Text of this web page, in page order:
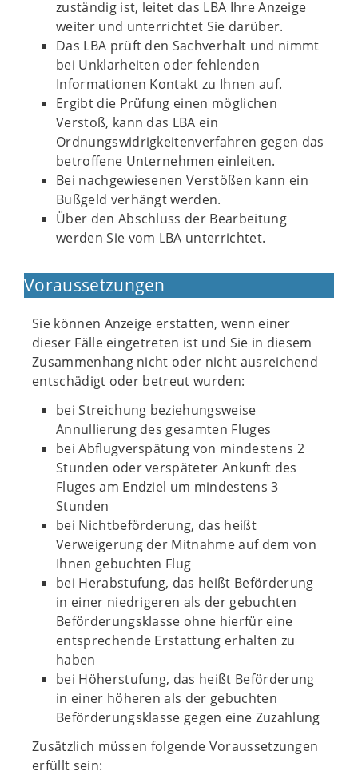
zuständig ist, leitet das LBA Ihre Anzeige
weiter und unterrichtet Sie darüber.
Das LBA prüft den Sachverhalt und nimmt
bei Unklarheiten oder fehlenden
Informationen Kontakt zu Ihnen auf.
Ergibt die Prüfung einen möglichen
Verstoß, kann das LBA ein
Ordnungswidrigkeitenverfahren gegen das
betroffene Unternehmen einleiten.
Bei nachgewiesenen Verstößen kann ein
Bußgeld verhängt werden.
Über den Abschluss der Bearbeitung
werden Sie vom LBA unterrichtet.
Voraussetzungen
Sie können Anzeige erstatten, wenn einer
dieser Fälle eingetreten ist und Sie in diesem
Zusammenhang nicht oder nicht ausreichend
entschädigt oder betreut wurden:
bei Streichung beziehungsweise
Annullierung des gesamten Fluges
bei Abflugverspätung von mindestens 2
Stunden oder verspäteter Ankunft des
Fluges am Endziel um mindestens 3
Stunden
bei Nichtbeförderung, das heißt
Verweigerung der Mitnahme auf dem von
Ihnen gebuchten Flug
bei Herabstufung, das heißt Beförderung
in einer niedrigeren als der gebuchten
Beförderungsklasse ohne hierfür eine
entsprechende Erstattung erhalten zu
haben
bei Höherstufung, das heißt Beförderung
in einer höheren als der gebuchten
Beförderungsklasse gegen eine Zuzahlung
Zusätzlich müssen folgende Voraussetzungen
erfüllt sein: